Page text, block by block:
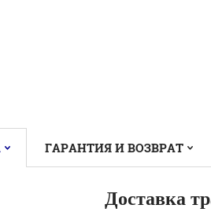
ГАРАНТИЯ И ВОЗВРАТ
Доставка